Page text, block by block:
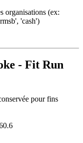
organisations (ex:
'cash')
- Fit Run
pour fins